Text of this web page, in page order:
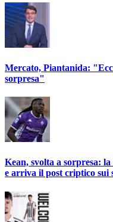
Mercato, Piantanida:
sorpresa"
Kean, svolta a sorpresa:
e arriva il post criptico sui